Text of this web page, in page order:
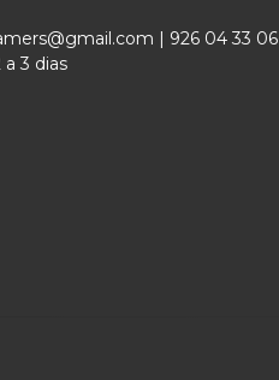
| 926 04 33 06
a 3 dias